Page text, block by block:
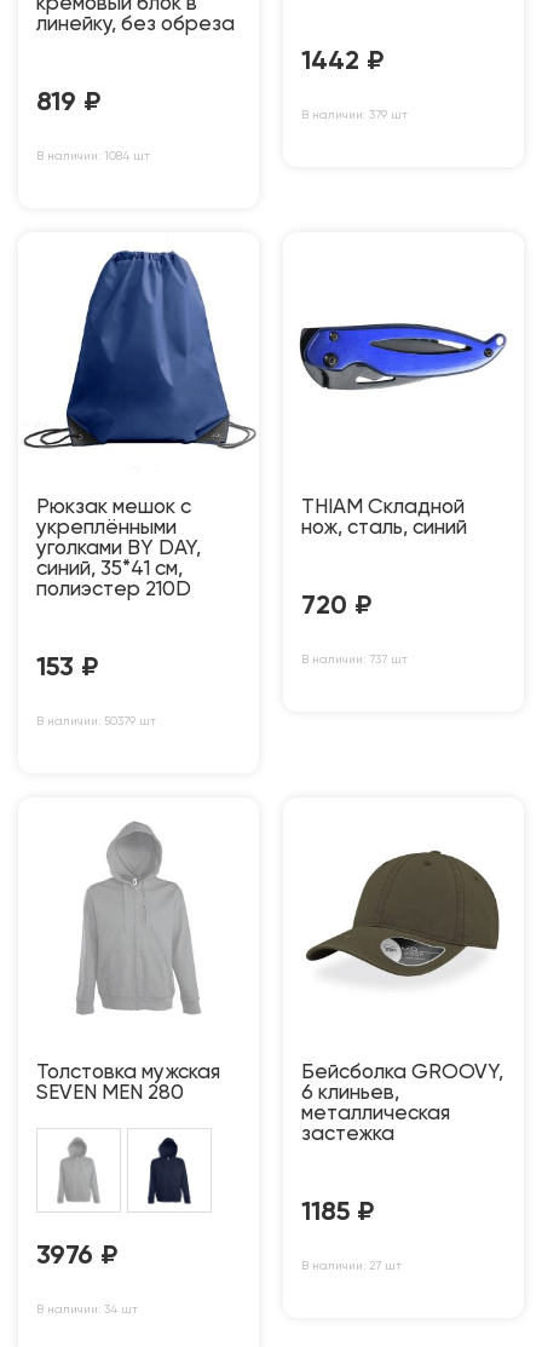
линейку, без обреза
819 ₽
В наличии: 1084 шт
1442 ₽
В наличии: 379 шт
Рюкзак мешок с
укреплёнными
уголками BY DAY,
синий, 35*41 см,
полиэстер 210D
153 ₽
В наличии: 50379 шт
THIAM Складной
нож, сталь, синий
720 ₽
В наличии: 737 шт
Толстовка мужская
SEVEN MEN 280
3976 ₽
В наличии: 34 шт
Бейсболка GROOVY,
6 клиньев,
металлическая
застежка
1185 ₽
В наличии: 27 шт